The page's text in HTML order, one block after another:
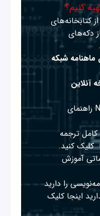
کنیم؟
کتابخانه‌های
دکه‌های
شبکه
آنلاین
+Network راهنمای
کامل ترجمه
کلیک کنید.
آموزش
را دارید
اینجا کلیک